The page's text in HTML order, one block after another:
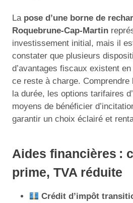
La pose d’une borne de
Roquebrune-Cap-Martin
investissement initial, mais il
constater que plusieurs
d’avantages fiscaux existent
ce reste à charge. Comprendre
la durée, les options tarifaires
moyens de bénéficier
garantir un choix éclairé et
Aides financières :
prime, TVA réduite
Crédit d’impôt